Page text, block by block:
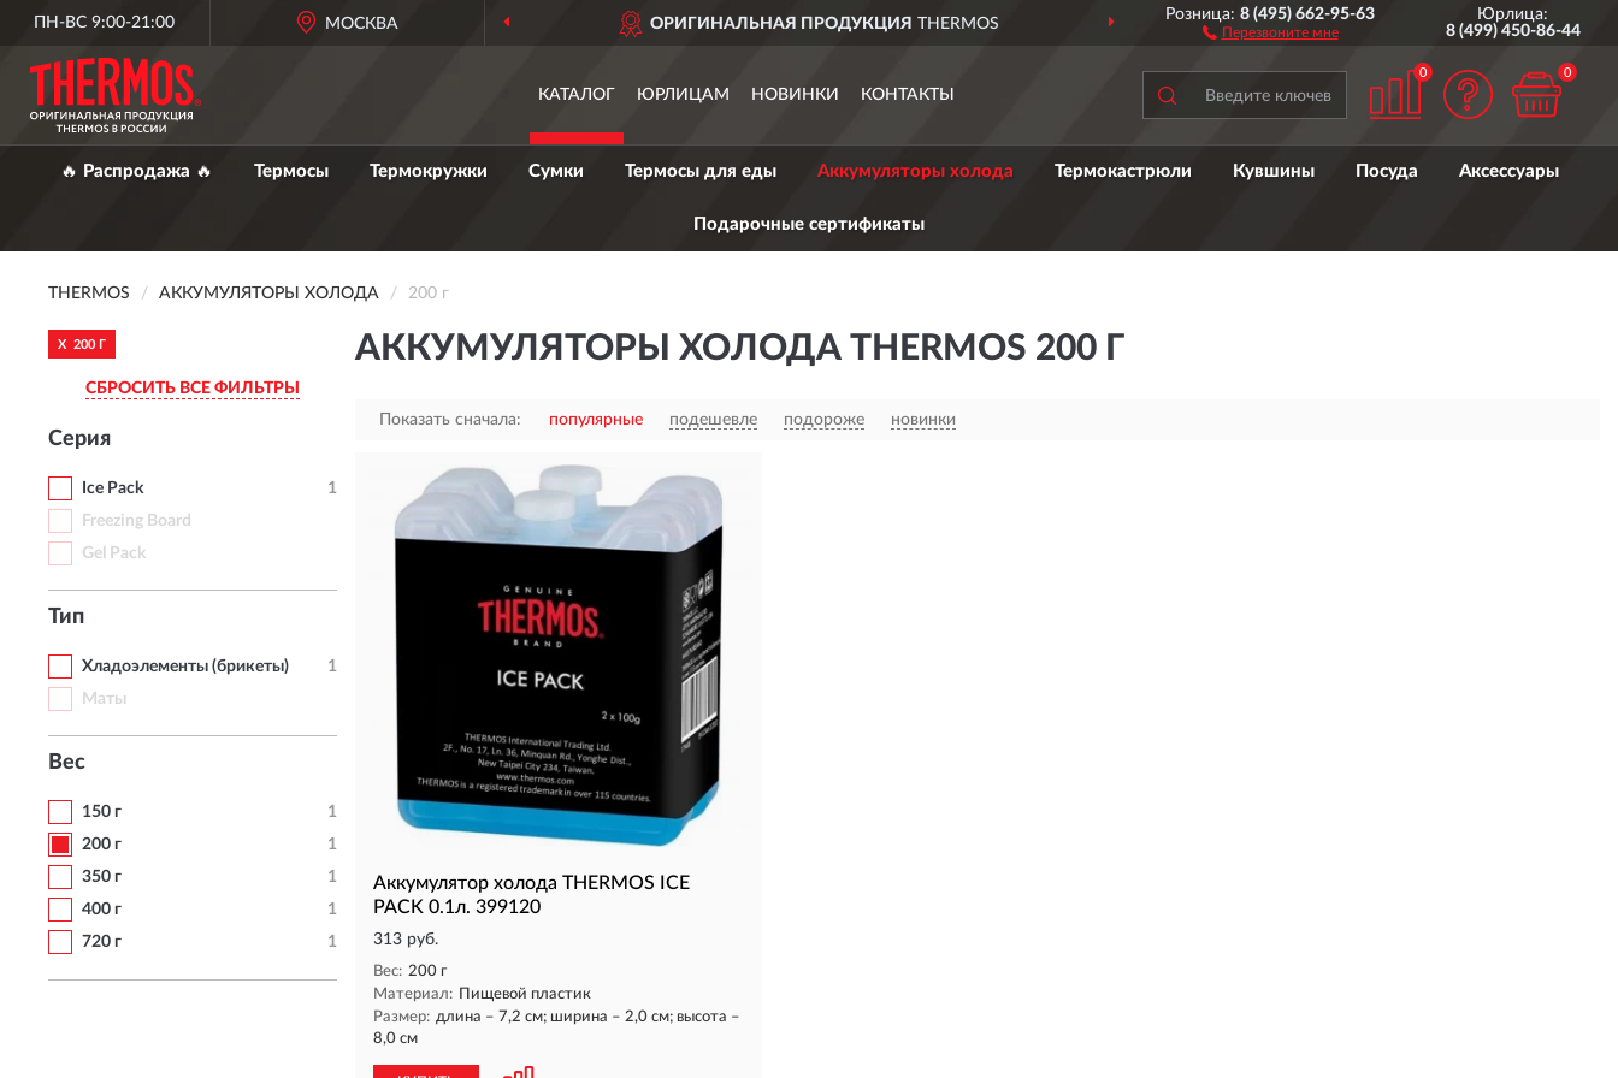
ПН-ВС 9:00-21:00 МОСКВА ОРИГИНАЛЬНАЯ ПРОДУКЦИЯ THERMOS ДОСТАВИМ ПО ВСЕЙ РОССИИ
Розница:8 (495) 662-95-63
Перезвоните мне
Юрлица:
8 (499) 450-86-44
КАТАЛОГ ЮРЛИЦАМ НОВИНКИ КОНТАКТЫ
0 0
🔥 Распродажа 🔥 Термосы Термокружки Сумки Термосы для еды Аккумуляторы холода Термокастрюли Кувшины Посуда Аксессуары
Подарочные сертификаты
THERMOS АККУМУЛЯТОРЫ ХОЛОДА 200 г
X 200 Г
СБРОСИТЬ ВСЕ ФИЛЬТРЫ
Серия
Ice Pack
1
Freezing Board
Gel Pack
Тип
Хладоэлементы (брикеты)
1
Маты
Вес
150 г
1
200 г
1
350 г
1
400 г
1
720 г
1
АККУМУЛЯТОРЫ ХОЛОДА THERMOS 200 Г
Показать сначала: популярные подешевле подороже новинки
Аккумулятор холода THERMOS ICE
PACK 0.1л. 399120
313 руб.
Вес: 200 г
Материал: Пищевой пластик
Размер: длина – 7,2 см; ширина – 2,0 см; высота –
8,0 см